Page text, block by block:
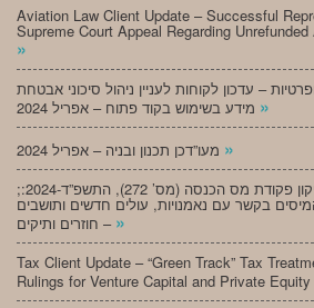
Aviation Law Client Update – Successful
Supreme Court Appeal Regarding
»
– עדכון לקוחות לעניין ניהול סיכוני אבטחת
»
»
;מעו”דכן מיסים – חוק לתיקון פקודת מס הכנסה (מס’ 272), התשפ”ד-2024:
בקשר עם נאמנויות, עולים חדשים ותושבים
חוזרים ותיקים – »
Tax Client Update – “Green Track” Tax
Rulings for Venture Capital and Private